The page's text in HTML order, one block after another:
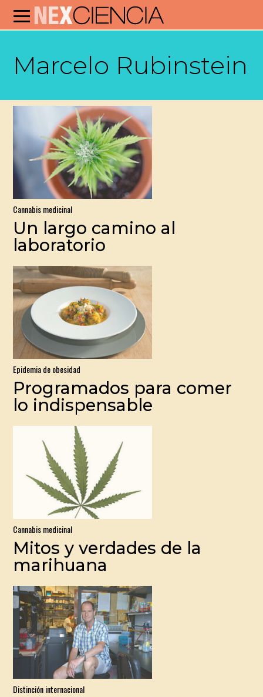
Marcelo Rubinstein
Cannabis medicinal
Un largo camino al
laboratorio
Epidemia de obesidad
Programados para comer
lo indispensable
Cannabis medicinal
Mitos y verdades de la
marihuana
Distinción internacional